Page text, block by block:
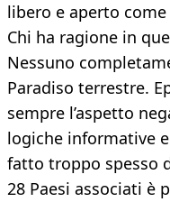
libero e aperto
Chi ha ragione in
Nessuno
Paradiso terrestre.
sempre l’aspetto
logiche informative
fatto troppo spesso
28 Paesi associati è